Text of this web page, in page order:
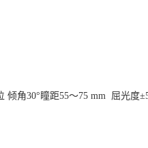
30°瞳距55～75 mm 屈光度